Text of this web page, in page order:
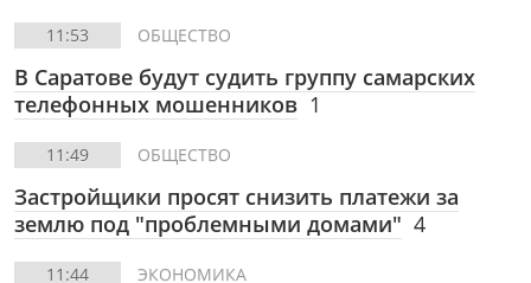
11:53 ОБЩЕСТВО
В Саратове будут судить группу самарских
телефонных мошенников 1
11:49 ОБЩЕСТВО
Застройщики просят снизить платежи за
землю под "проблемными домами" 4
11:44 ЭКОНОМИКА